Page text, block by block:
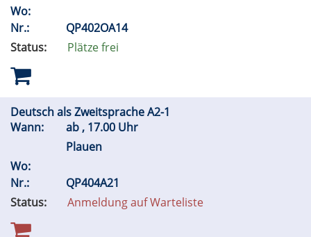
Wo:
Nr.:
QP402OA14
Status:
Plätze frei
Deutsch als Zweitsprache A2-1
Wann:
ab , 17.00 Uhr
Plauen
Wo:
Nr.:
QP404A21
Status:
Anmeldung auf Warteliste